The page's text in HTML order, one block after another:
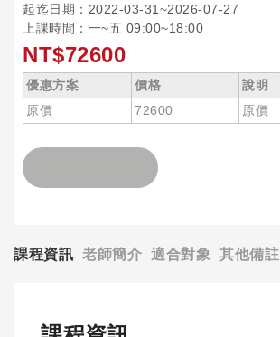
起迄日期：2022-03-31~2026-07-27
上課時間：一~五 09:00~18:00
NT$72600
優惠方案 價格
說明
原價
72600 原價
課程資訊 老師簡介 適合對象 其他備註